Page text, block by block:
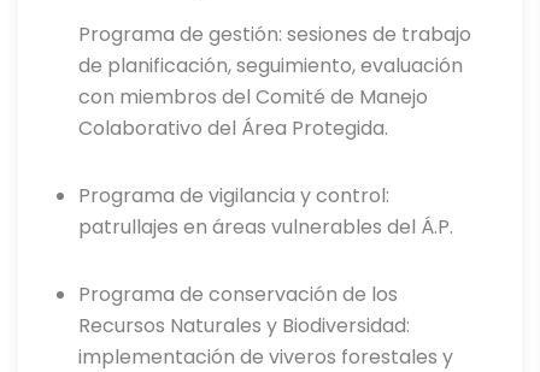
Programa de gestión: sesiones de trabajo
de planificación, seguimiento, evaluación
con miembros del Comité de Manejo
Colaborativo del Área Protegida.
Programa de vigilancia y control:
patrullajes en áreas vulnerables del Á.P.
Programa de conservación de los
Recursos Naturales y Biodiversidad:
implementación de viveros forestales y